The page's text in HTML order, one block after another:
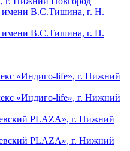
имени В.С.Тишина, г. Н.
имени В.С.Тишина, г. Н.
«Индиго-life», г. Нижний
«Индиго-life», г. Нижний
PLAZA», г. Нижний
PLAZA», г. Нижний